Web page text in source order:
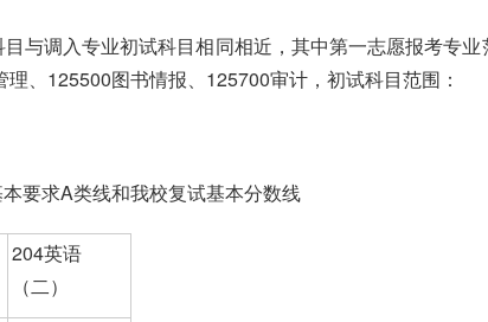
与调入专业初试科目相同相近，其中第一志愿报考专
、125500图书情报、125700审计，初试科目范围：
要求A类线和我校复试基本分数线
204英语
（二）